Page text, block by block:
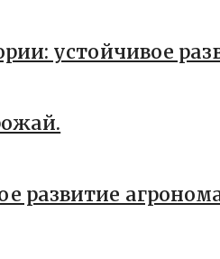
устойчивое
развитие